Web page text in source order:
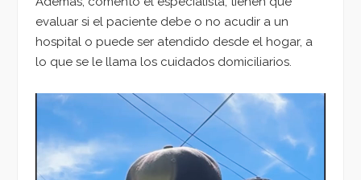
evaluar si el paciente debe o no acudir a un
hospital o puede ser atendido desde el hogar, a
lo que se le llama los cuidados domiciliarios.
Reproductor
vídeo